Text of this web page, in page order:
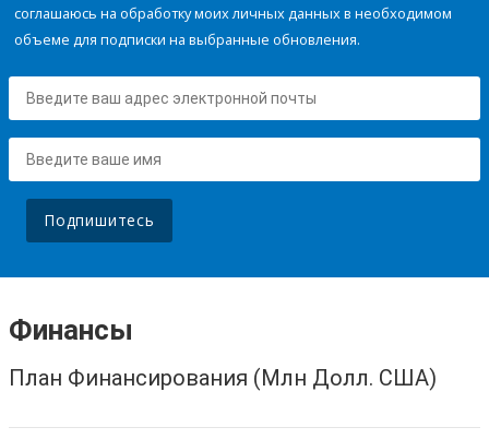
соглашаюсь на обработку моих личных данных в необходимом
объеме для подписки на выбранные обновления.
Подпишитесь
Финансы
План Финансирования (Млн Долл. США)